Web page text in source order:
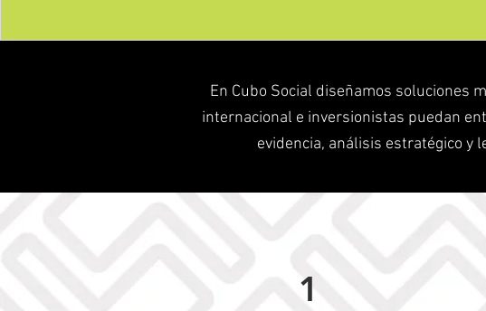
En Cubo Social diseñamos soluciones
internacional e inversionistas puedan
evidencia, análisis estratégico y
1